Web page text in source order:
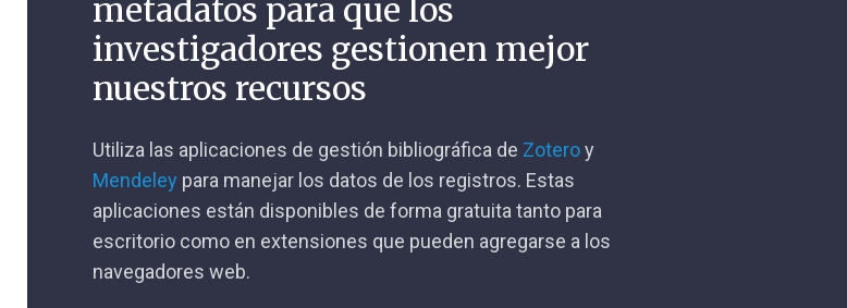
metadatos para que los
investigadores gestionen mejor
nuestros recursos
Utiliza las aplicaciones de gestión bibliográfica de Zoteroy
Mendeley para manejar los datos de los registros. Estas
aplicaciones están disponibles de forma gratuita tanto para
escritorio como en extensiones que pueden agregarse a los
navegadores web.